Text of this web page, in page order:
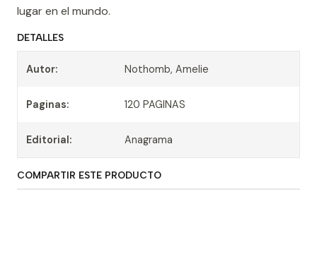
lugar en el mundo.
DETALLES
Autor: Nothomb, Amelie
Paginas: 120 PAGINAS
Editorial: Anagrama
COMPARTIR ESTE PRODUCTO